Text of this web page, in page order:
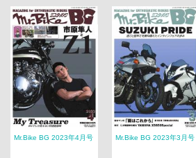
Mr.Bike BG 2023年4月号 Mr.Bike BG 2023年3月号